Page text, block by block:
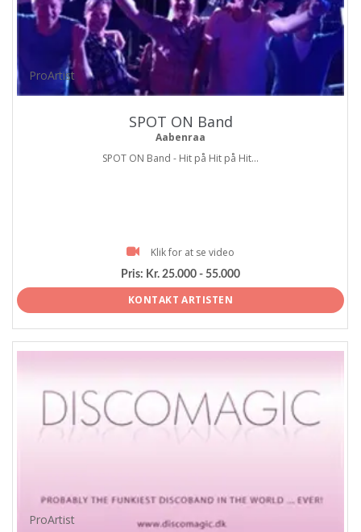
ProArtist
SPOT ON Band
Aabenraa
SPOT ON Band - Hit på Hit på Hit...
Klik for at se video
Pris: Kr. 25.000 - 55.000
KONTAKT ARTISTEN
ProArtist